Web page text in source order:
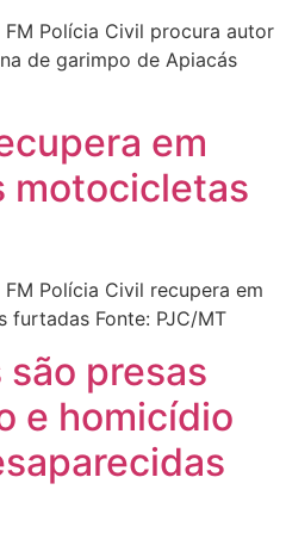
FM Polícia Civil procura autor
de garimpo de Apiacás
em
motocicletas
Polícia Civil recupera em
furtadas Fonte: PJC/MT
presas
e homicídio